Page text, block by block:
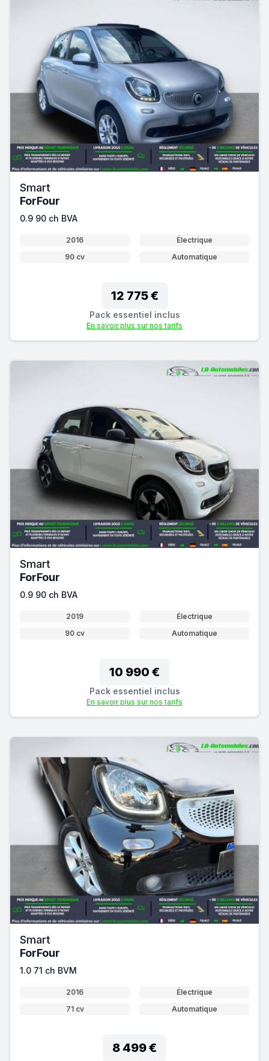
Smart
ForFour
0.9 90 ch BVA
2016
Électrique
90 cv
Automatique
12 775 €
Pack essentiel inclus
En savoir plus sur nos tarifs
Smart
ForFour
0.9 90 ch BVA
2019
Électrique
90 cv
Automatique
10 990 €
Pack essentiel inclus
En savoir plus sur nos tarifs
Smart
ForFour
1.0 71 ch BVM
2016
Électrique
71 cv
Automatique
8 499 €